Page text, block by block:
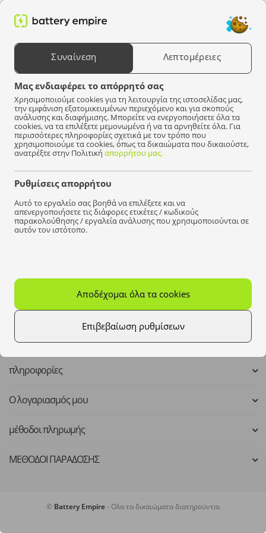
Συναίνεση Λεπτομέρειες
Μας ενδιαφέρει το απόρρητό σας
Χρησιμοποιούμε cookies για τη λειτουργία της ιστοσελίδας μας,
την εμφάνιση εξατομικευμένων περιεχόμενο και για σκοπούς
ανάλυσης και διαφήμισης. Μπορείτε να ενεργοποιήσετε όλα τα
cookies, να τα επιλέξετε μεμονωμένα ή να τα αρνηθείτε όλα. Για
περισσότερες πληροφορίες σχετικά με τον τρόπο που
χρησιμοποιούμε τα cookies, όπως τα δικαιώματα που δικαιούστε,
ανατρέξτε στην Πολιτική απορρήτου μας.
Ρυθμίσεις απορρήτου
Αυτό το εργαλείο σας βοηθά να επιλέξετε και να
απενεργοποιήσετε τις διάφορες ετικέτες / κωδικούς
παρακολούθησης / εργαλεία ανάλυσης που χρησιμοποιούνται σε
αυτόν τον ιστότοπο.
Επιβεβαίωση ρυθμίσεων
Αποδέχομαι όλα τα cookies
Αναζήτηση προϊόντων
Επιλέξτε μια συσκευή
Battery Empire Μπαταρίες Για χλοοκοπτικά Gardena
Δεν βρέθηκαν προϊόντα που να ταιριάζουν με την
επιλογή σας.
Mo - Fr: 8:00 - 16:00
kontakt@batteryempire.de
πληροφορίες
Ο λογαριασμός μου
μέθοδοι πληρωμής
ΜΕΘΟΔΟΙ ΠΑΡΑΔΟΣΗΣ
© Battery Empire- Ολα τα δικαιώματα διατηρούνται